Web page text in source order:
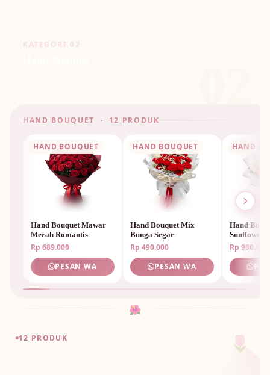
🌸
KATEGORI 02
HAND BOUQUET · 12 PRODUK
HAND BOUQUET
Hand Bouquet Mawar
Merah Romantis
Rp 689.000
PESAN WA
HAND BOUQUET
Hand Bouquet Mix
Bunga Segar
Rp 490.000
PESAN WA
HAND
Hand
Sunflower
Rp 980.000
🌺
12 PRODUK 🌷